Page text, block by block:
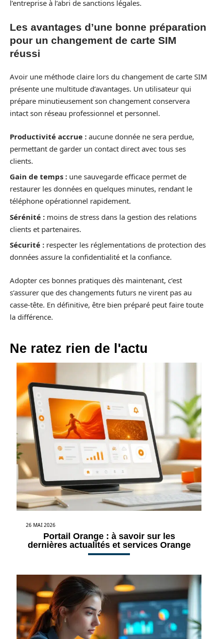
l’entreprise à l’abri de sanctions légales.
Les avantages d’une bonne préparation
pour un changement de carte SIM
réussi
Avoir une méthode claire lors du changement de carte SIM
présente une multitude d’avantages. Un utilisateur qui
prépare minutieusement son changement conservera
intact son réseau professionnel et personnel.
Productivité accrue : aucune donnée ne sera perdue,
permettant de garder un contact direct avec tous ses
clients.
Gain de temps : une sauvegarde efficace permet de
restaurer les données en quelques minutes, rendant le
téléphone opérationnel rapidement.
Sérénité : moins de stress dans la gestion des relations
clients et partenaires.
Sécurité : respecter les réglementations de protection des
données assure la confidentialité et la confiance.
Adopter ces bonnes pratiques dès maintenant, c’est
s’assurer que des changements futurs ne virent pas au
casse-tête. En définitive, être bien préparé peut faire toute
la différence.
Ne ratez rien de l'actu
26 MAI 2026
Portail Orange : à savoir sur les
dernières actualités et services Orange